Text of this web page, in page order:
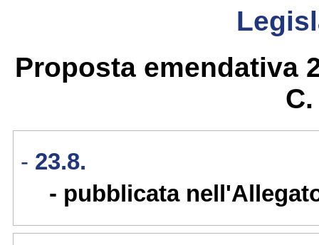
Proposta emendativa
23.8.
pubblicata